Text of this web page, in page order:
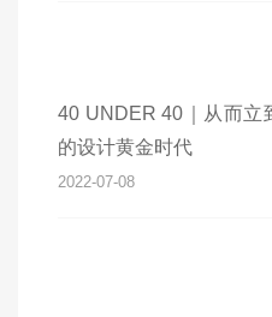
40 UNDER 40｜从而立
的设计黄金时代
2022-07-08